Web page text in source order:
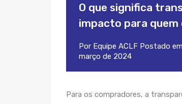
O que significa
impacto para quem
Por Equipe ACLF Postado em
março de 2024
Para os compradores, a